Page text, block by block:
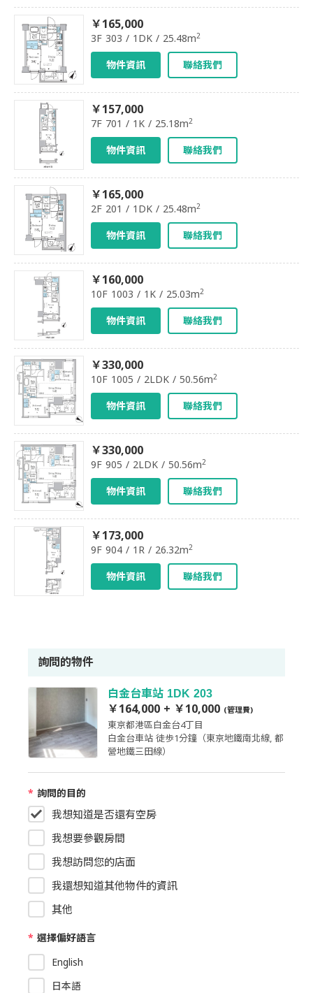
￥165,000
3F 303 / 1DK / 25.48m2
物件資訊 聯絡我們
￥157,000
7F 701 / 1K / 25.18m2
物件資訊 聯絡我們
￥165,000
2F 201 / 1DK / 25.48m2
物件資訊 聯絡我們
￥160,000
10F 1003 / 1K / 25.03m2
物件資訊 聯絡我們
￥330,000
10F 1005 / 2LDK / 50.56m2
物件資訊 聯絡我們
￥330,000
9F 905 / 2LDK / 50.56m2
物件資訊 聯絡我們
￥173,000
9F 904 / 1R / 26.32m2
物件資訊 聯絡我們
詢問的物件
白金台車站 1DK 203
￥164,000 + ￥10,000 (管理費)
東京都港區白金台4丁目
白金台車站 徒歩1分鐘（東京地鐵南北線, 都
營地鐵三田線）
* 詢問的目的
我想知道是否還有空房
我想要參觀房間
我想訪問您的店面
我還想知道其他物件的資訊
其他
* 選擇偏好語言
English
日本語